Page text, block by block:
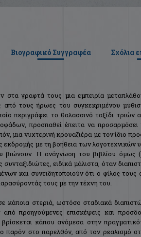
Βιογραφικό Συγγραφέα Σχόλια
γραφτά τους μια εμπειρία
από τους ήρωες του συγκεκριμένου
περιγράφει το θαλασσινό ταξίδι
προσπαθεί έπειτα να προσαρμόσει
μια νυχτερινή κρουαζιέρα με τον ίδιο
εκδρομής με τη βοήθεια των λογοτεχνικών
βιώνουν. Η ανάγνωση του βιβλίου όμως
ειδικά μάλιστα, όταν
και συνειδητοποιούν ότι ο φίλος τους
τους με την τέχνη του.
κάποια στεριά, ωστόσο σταδιακά
προηγούμενες επισκέψεις και
κάπου ανάμεσα στην
παρόν στο παρελθόν, από τον ρεαλισμό